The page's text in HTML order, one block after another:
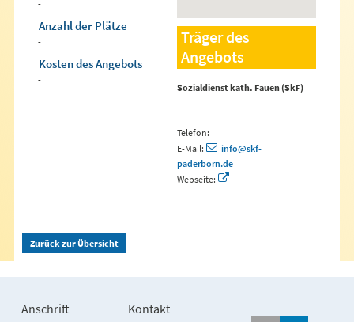
-
Anzahl der Plätze
-
Kosten des Angebots
-
Träger des
Angebots
Sozialdienst kath. Fauen (SkF)
Telefon:
E-Mail:
info@skf-
paderborn.de
Webseite:
Zurück zur Übersicht
Anschrift Kontakt